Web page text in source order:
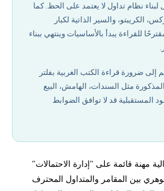
والبلوكشين
لبناء نظام تداول لا يعتمد على الحظ. كما
الكريبتو، والسير الذاتية لكبار
للقراءة يبدأ بالأساسيات وينتهي ببناء
إلى ضرورة قراءة الكتب الغربية بفلتر
مثل السندات، الهامش، البيع
المستقبلية قد لا توافق الضوابط
مهنة قائمة على "إدارة الاحتمالات"
بين المقامر والمتداول المحترف